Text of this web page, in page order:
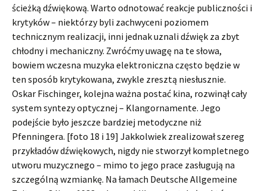
ścieżką dźwiękową. Warto odnotować reakcje publiczności i
krytyków – niektórzy byli zachwyceni poziomem
technicznym realizacji, inni jednak uznali dźwięk za zbyt
chłodny i mechaniczny. Zwróćmy uwagę na te słowa,
bowiem wczesna muzyka elektroniczna często będzie w
ten sposób krytykowana, zwykle zresztą niesłusznie.
Oskar Fischinger, kolejna ważna postać kina, rozwinął cały
system syntezy optycznej – Klangornamente. Jego
podejście było jeszcze bardziej metodyczne niż
Pfenningera. [foto 18 i 19] Jakkolwiek zrealizował szereg
przykładów dźwiękowych, nigdy nie stworzył kompletnego
utworu muzycznego – mimo to jego prace zasługują na
szczególną wzmiankę. Na łamach Deutsche Allgemeine